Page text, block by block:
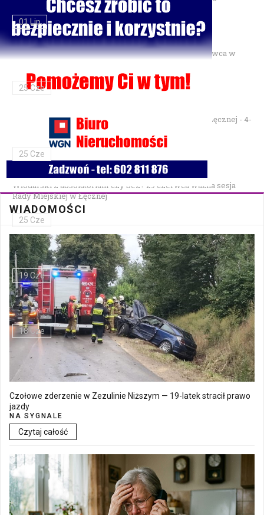
01 Lip
Gminne Zawody Sportowo-Pożarnicze OSP — 28 czerwca w
25 Cze
XXVII Festiwal Kapel Ulicznych i Podwórkowych w Łęcznej - 4-
5 lipca w Parku na Podzamczu
25 Cze
Włodarski z absolutorium czy bez? 29 czerwca ważna sesja
Rady Miejskiej w Łęcznej
25 Cze
Bezpłatna mammografia w Cycowie
19 Cze
Walne Zgromadzenie w SM "Batory" już 19 czerwca w Łęcznej
18 Cze
WIADOMOŚCI
Czołowe zderzenie w Zezulinie Niższym — 19-latek stracił prawo
jazdy
NA SYGNALE
Czytaj całość